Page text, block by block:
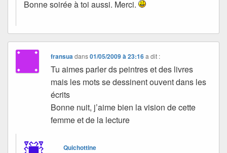
Bonne soirée à toi aussi. Merci.
fransuadans01/05/2009 à 23:16 a dit :
Tu aimes parler ds peintres et des livres
mais les mots se dessinent ouvent dans les
écrits
Bonne nuit, j’aime bien la vision de cette
femme et de la lecture
Quichottine